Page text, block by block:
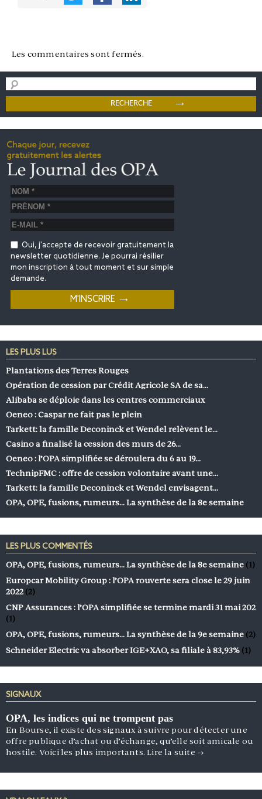
Les commentaires sont fermés.
Oui, j'accepte de recevoir gratuitement la
newsletter quotidienne. Je pourrai résilier
mon inscription à tout moment et sur simple
demande.
LES PLUS LUS
Plantations des Terres Rouges
Opération de cession par Crédit Agricole SA de sa…
Alibaba se déploie dans les centres commerciaux
Oeneo : Caspar ne fait pas le plein
Tarkett: la famille Deconinck et Wendel relèvent le…
Casino a finalisé la cession des murs de 26…
Oeneo : l’OPA simplifiée se déroulera du 6 au 19…
TechnipFMC : offre de cession volontaire avant une…
Tarkett: la famille Deconinck et Wendel envisagent…
OPA, OPE, fusions, rumeurs… La synthèse de la 8e semaine
LES PLUS COMMENTÉS
OPA, OPE, fusions, rumeurs… La synthèse de la 8e semaine (1)
Europcar Mobility Group : l’OPA rouverte sera close le 29 juin
2022 (2)
CNP Assurances : l’OPA simplifiée se termine mardi 31 mai 202
(1)
OPA, OPE, fusions, rumeurs… La synthèse de la 9e semaine (2)
Schneider Electric va absorber IGE+XAO, sa filiale à 83,93% (1)
SIGNAUX
OPA, les indices qui ne trompent pas
En Bourse, il existe des signaux à suivre pour détecter une
offre publique d’achat ou d’échange, qu’elle soit amicale ou
hostile. Voici les plus importants.Lire la suite →